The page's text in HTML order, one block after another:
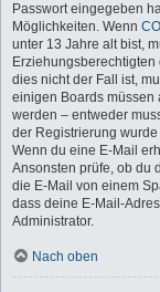
Passwort eingegeben
Möglichkeiten. Wenn
unter 13 Jahre alt bist,
dies nicht der Fall ist,
einigen Boards müssen
werden – entweder
der Registrierung
Wenn du eine E-Mail
Ansonsten prüfe, ob du
die E-Mail von einem
dass deine E-Mail-
Administrator.
Nach oben